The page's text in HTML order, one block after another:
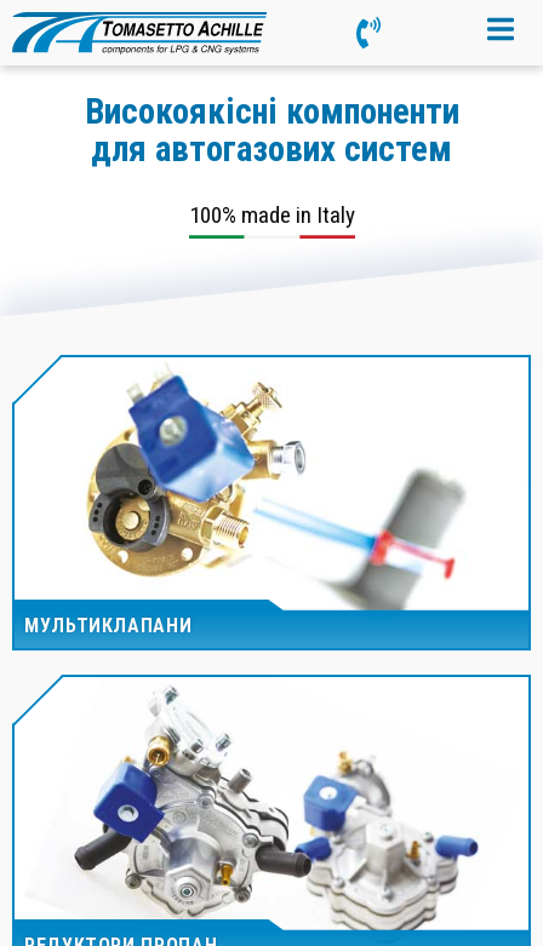
Високоякісні компоненти
для автогазових систем
100% made in Italy
МУЛЬТИКЛАПАНИ